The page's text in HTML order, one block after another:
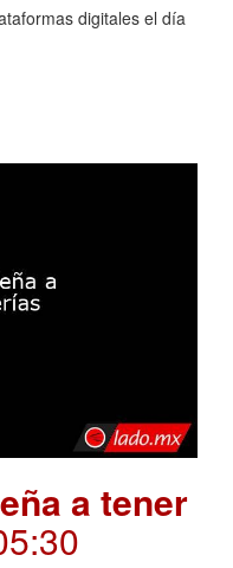
digitales el día
a tener